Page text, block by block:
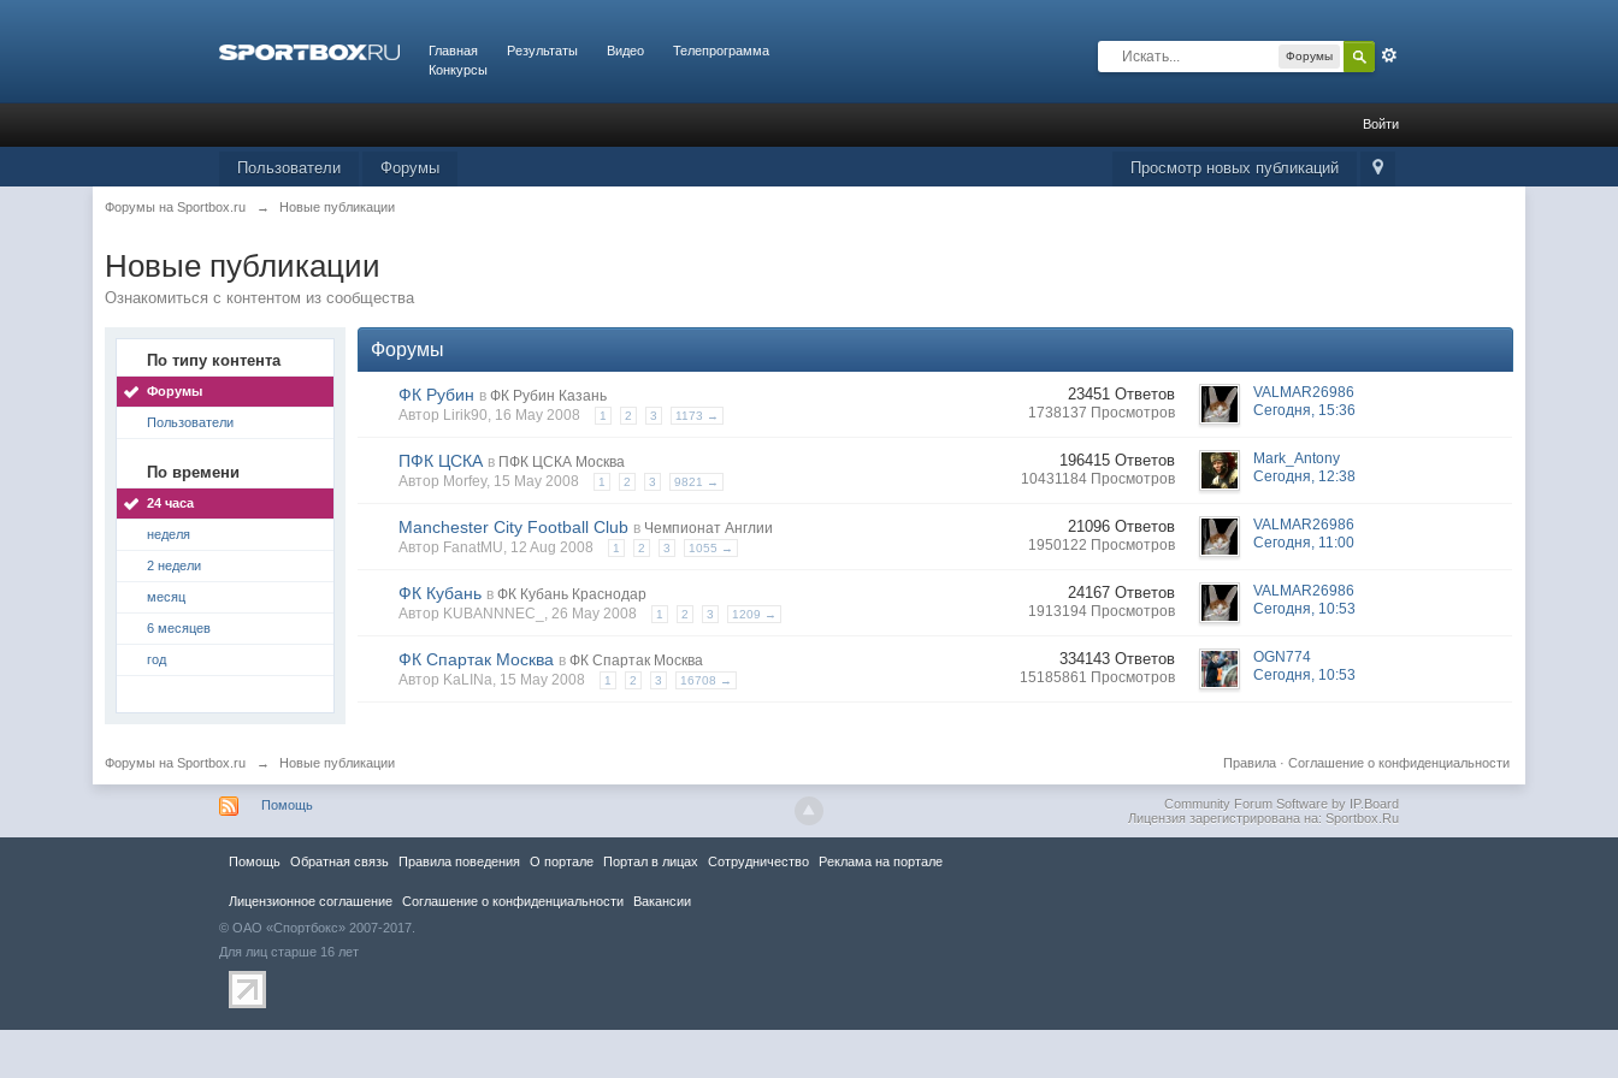
Главная Результаты Видео
Телепрограмма
Конкурсы
Форумы
Войти
Просмотр новых публикаций
Пользователи Форумы
Форумы на Sportbox.ru → Новые публикации
Новые публикации
Ознакомиться с контентом из сообщества
По типу контента
Форумы
Пользователи
По времени
24 часа
неделя
2 недели
месяц
6 месяцев
год
Форумы
ФК Рубин в ФК Рубин Казань
Автор Lirik90, 16 May 2008 1 2 3 1173 →
23451 Ответов
1738137 Просмотров
VALMAR26986
Сегодня, 15:36
ПФК ЦСКА в ПФК ЦСКА Москва
Автор Morfey, 15 May 2008 1 2 3 9821 →
196415 Ответов
10431184 Просмотров
Mark_Antony
Сегодня, 12:38
Manchester City Football Club в Чемпионат Англии
Автор FanatMU, 12 Aug 2008 1 2 3 1055 →
21096 Ответов
1950122 Просмотров
VALMAR26986
Сегодня, 11:00
ФК Кубань в ФК Кубань Краснодар
Автор KUBANNNEC_ , 26 May 2008 1 2 3 1209 →
24167 Ответов
1913194 Просмотров
VALMAR26986
Сегодня, 10:53
ФК Спартак Москва в ФК Спартак Москва
Автор KaLINa, 15 May 2008 1 2 3 16708 →
334143 Ответов
15185861 Просмотров
OGN774
Сегодня, 10:53
Форумы на Sportbox.ru → Новые публикации Соглашение о конфиденциальности
Правила·
Помощь
Community Forum Software by IP.Board
Лицензия зарегистрирована на: Sportbox.Ru
Помощь Обратная связь Правила повeдения О портале Портал в лицах Сотрудничество Реклама на портале
Лицензионное соглашение Соглашение о конфиденциальности
Вакансии
© ОАО «Спортбокс» 2007-2017.
Для лиц старше 16 лет